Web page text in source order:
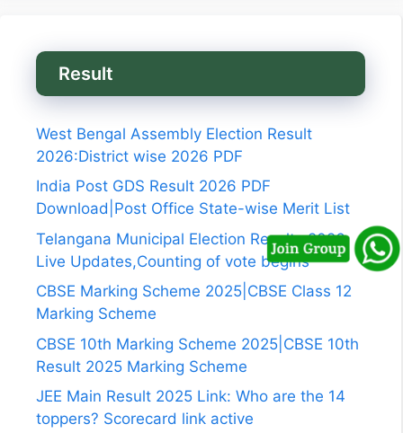
Result
West Bengal Assembly Election Result
2026:District wise 2026 PDF
India Post GDS Result 2026 PDF
Download|Post Office State-wise Merit List
Telangana Municipal Election Results 2026
Live Updates,Counting of vote begins
CBSE Marking Scheme 2025|CBSE Class 12
Marking Scheme
CBSE 10th Marking Scheme 2025|CBSE 10th
Result 2025 Marking Scheme
JEE Main Result 2025 Link: Who are the 14
toppers? Scorecard link active